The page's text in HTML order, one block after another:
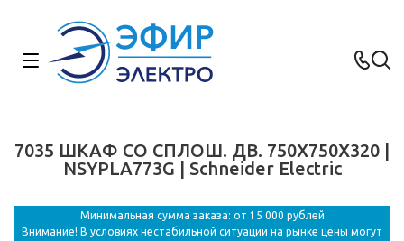
7035 ШКАФ СО СПЛОШ. ДВ. 750Х750Х320 |
NSYPLA773G | Schneider Electric
Минимальная сумма заказа: от 15 000 рублей
Внимание! В условиях нестабильной ситуации на рынке цены могут